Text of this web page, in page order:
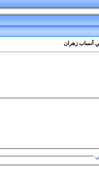
أنساب زهران